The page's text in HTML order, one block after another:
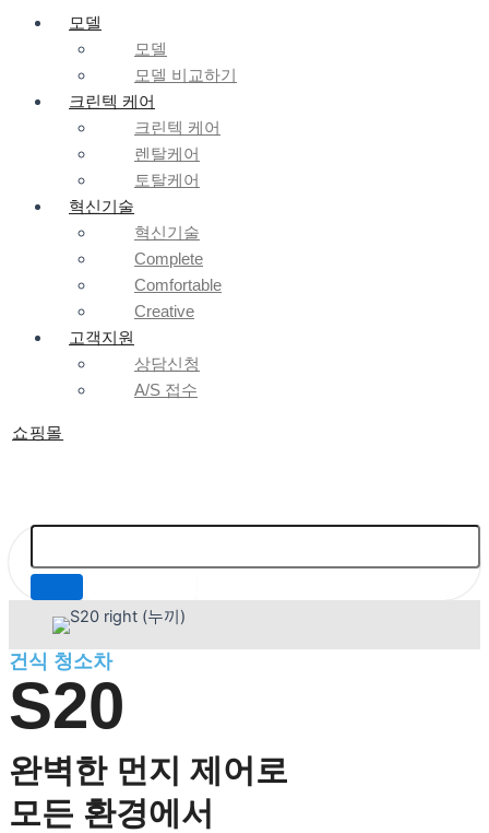
모델
모델
모델 비교하기
크린텍 케어
크린텍 케어
렌탈케어
토탈케어
혁신기술
혁신기술
Complete
Comfortable
Creative
고객지원
상담신청
A/S 접수
쇼핑몰
건식 청소차
S20
완벽한 먼지 제어로
모든 환경에서